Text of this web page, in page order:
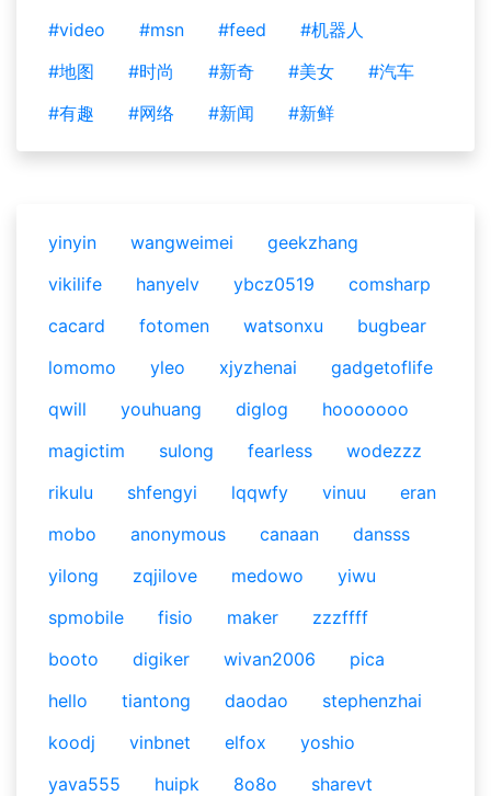
#video
#msn #feed
#机器人
#地图
#时尚 #新奇 #美女
#汽车
#有趣
#网络 #新闻 #新鲜
yinyin wangweimei
geekzhang
vikilife
hanyelv ybcz0519
comsharp
cacard
fotomen watsonxu
bugbear
lomomo
yleo xjyzhenai
gadgetoflife
qwill
youhuang diglog
hooooooo
magictim
sulong fearless
wodezzz
rikulu
shfengyi lqqwfy vinuu
eran
mobo
anonymous canaan
dansss
yilong
zqjilove medowo
yiwu
spmobile
fisio maker
zzzffff
booto
digiker wivan2006
pica
hello
tiantong daodao
stephenzhai
koodj
vinbnet elfox
yoshio
yava555
huipk 8o8o
sharevt